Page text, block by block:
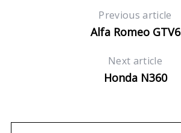
Previous article
Alfa Romeo GTV6
Next article
Honda N360